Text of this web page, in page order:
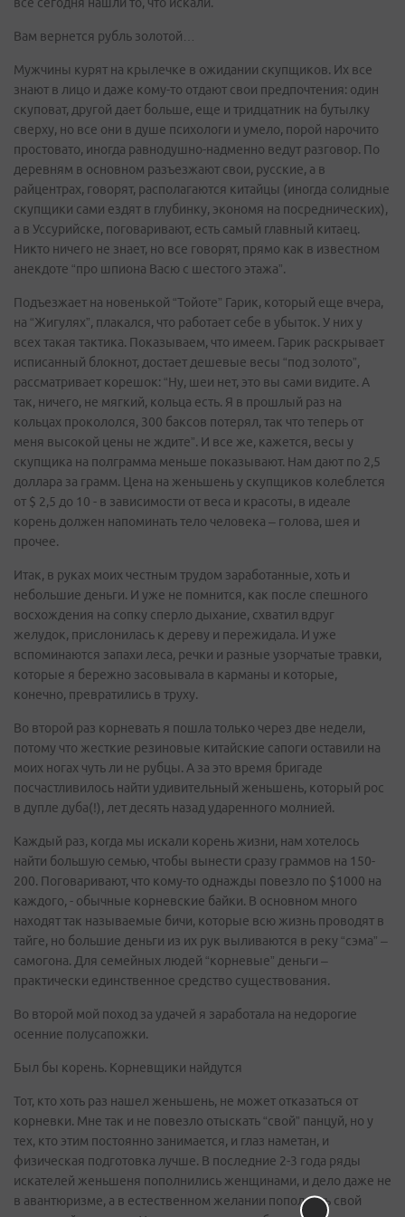
Вам вернется рубль золотой…
Мужчины курят на крылечке в ожидании скупщиков. Их все
знают в лицо и даже кому-то отдают свои предпочтения: один
скуповат, другой дает больше, еще и тридцатник на бутылку
сверху, но все они в душе психологи и умело, порой нарочито
простовато, иногда равнодушно-надменно ведут разговор. По
деревням в основном разъезжают свои, русские, а в
райцентрах, говорят, располагаются китайцы (иногда солидные
скупщики сами ездят в глубинку, экономя на посреднических),
а в Уссурийске, поговаривают, есть самый главный китаец.
Никто ничего не знает, но все говорят, прямо как в известном
анекдоте “про шпиона Васю с шестого этажа”.
Подъезжает на новенькой “Тойоте” Гарик, который еще вчера,
на “Жигулях”, плакался, что работает себе в убыток. У них у
всех такая тактика. Показываем, что имеем. Гарик раскрывает
исписанный блокнот, достает дешевые весы “под золото”,
рассматривает корешок: “Ну, шеи нет, это вы сами видите. А
так, ничего, не мягкий, кольца есть. Я в прошлый раз на
кольцах прокололся, 300 баксов потерял, так что теперь от
меня высокой цены не ждите”. И все же, кажется, весы у
скупщика на полграмма меньше показывают. Нам дают по 2,5
доллара за грамм. Цена на женьшень у скупщиков колеблется
от $ 2,5 до 10 - в зависимости от веса и красоты, в идеале
корень должен напоминать тело человека – голова, шея и
прочее.
Итак, в руках моих честным трудом заработанные, хоть и
небольшие деньги. И уже не помнится, как после спешного
восхождения на сопку сперло дыхание, схватил вдруг
желудок, прислонилась к дереву и пережидала. И уже
вспоминаются запахи леса, речки и разные узорчатые травки,
которые я бережно засовывала в карманы и которые,
конечно, превратились в труху.
Во второй раз корневать я пошла только через две недели,
потому что жесткие резиновые китайские сапоги оставили на
моих ногах чуть ли не рубцы. А за это время бригаде
посчастливилось найти удивительный женьшень, который рос
в дупле дуба(!), лет десять назад ударенного молнией.
Каждый раз, когда мы искали корень жизни, нам хотелось
найти большую семью, чтобы вынести сразу граммов на 150-
200. Поговаривают, что кому-то однажды повезло по $1000 на
каждого, - обычные корневские байки. В основном много
находят так называемые бичи, которые всю жизнь проводят в
тайге, но большие деньги из их рук выливаются в реку “сэма” –
самогона. Для семейных людей “корневые” деньги –
практически единственное средство существования.
Во второй мой поход за удачей я заработала на недорогие
осенние полусапожки.
Был бы корень. Корневщики найдутся
Тот, кто хоть раз нашел женьшень, не может отказаться от
корневки. Мне так и не повезло отыскать “свой” панцуй, но у
тех, кто этим постоянно занимается, и глаз наметан, и
физическая подготовка лучше. В последние 2-3 года ряды
искателей женьшеня пополнились женщинами, и дело даже не
в авантюризме, а в естественном желании пополнить свой